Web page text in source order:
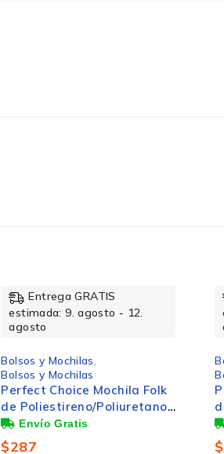
Entrega GRATIS
estimada: 9. agosto - 12.
agosto
Bolsos y Mochilas
Bolsos y Mochilas
Perfect Choice Mochila Folk
de Poliestireno/Poliuretano
para Laptop 15.6", Azul
$287 $